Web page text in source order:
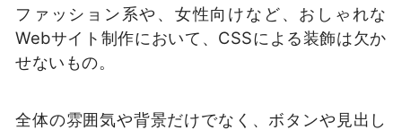
ファッション系や、女性向けなど、おしゃれな
Webサイト制作において、CSSによる装飾は欠か
せないもの。
全体の雰囲気や背景だけでなく、ボタンや見出し